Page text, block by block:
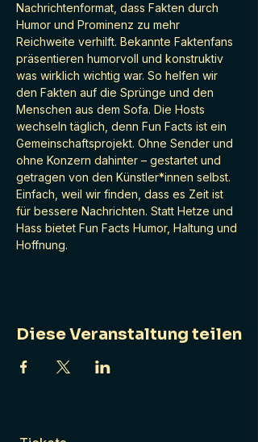
Nachrichtenformat, dass Fakten durch
Humor und Prominenz zu mehr
Reichweite verhilft. Bekannte Faktenfans
präsentieren humorvoll und konstruktiv
was wirklich wichtig war. So helfen wir
den Fakten auf die Sprünge und den
Menschen aus dem Sofa. Die Hosts
wechseln täglich, denn Fun Facts ist ein
Gemeinschaftsprojekt. Ohne Sender und
ohne Konzern dahinter – gestartet und
getragen von den Künstler*innen selbst.
Einfach, weil wir finden, dass es Zeit ist
für bessere Nachrichten. Statt Hetze und
Hass bietet Fun Facts Humor, Haltung und
Hoffnung.
Diese Veranstaltung teilen